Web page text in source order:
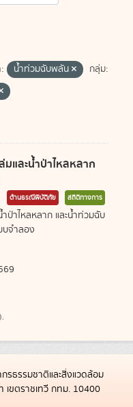
น้ำท่วมฉับพลัน
กลุ่ม:
และน้ำป่าไหลหลาก
ด้านธรณีพิบัติภัย สถิติทางการ
าไหลหลาก และน้ำท่วมฉับ
บจำลอง
).
ธรรมชาติและสิ่งแวดล้อม
ขตราชเทวี กทม. 10400